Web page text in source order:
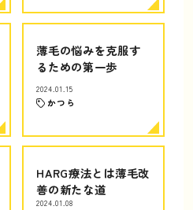
薄毛の悩みを克服す
るための第一歩
2024.01.15
かつら
HARG療法とは薄毛改
善の新たな道
2024.01.08